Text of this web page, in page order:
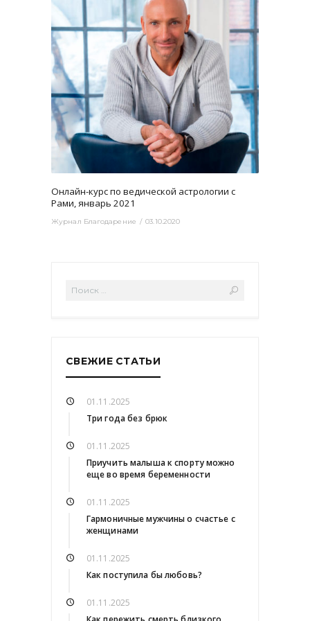
Онлайн-курс по ведической астрологии с
Рами, январь 2021
Журнал Благодарение 03.10.2020
СВЕЖИЕ СТАТЬИ
01.11.2025
Три года без брюк
01.11.2025
Приучить малыша к спорту можно
еще во время беременности
01.11.2025
Гармоничные мужчины о счастье с
женщинами
01.11.2025
Как поступила бы любовь?
01.11.2025